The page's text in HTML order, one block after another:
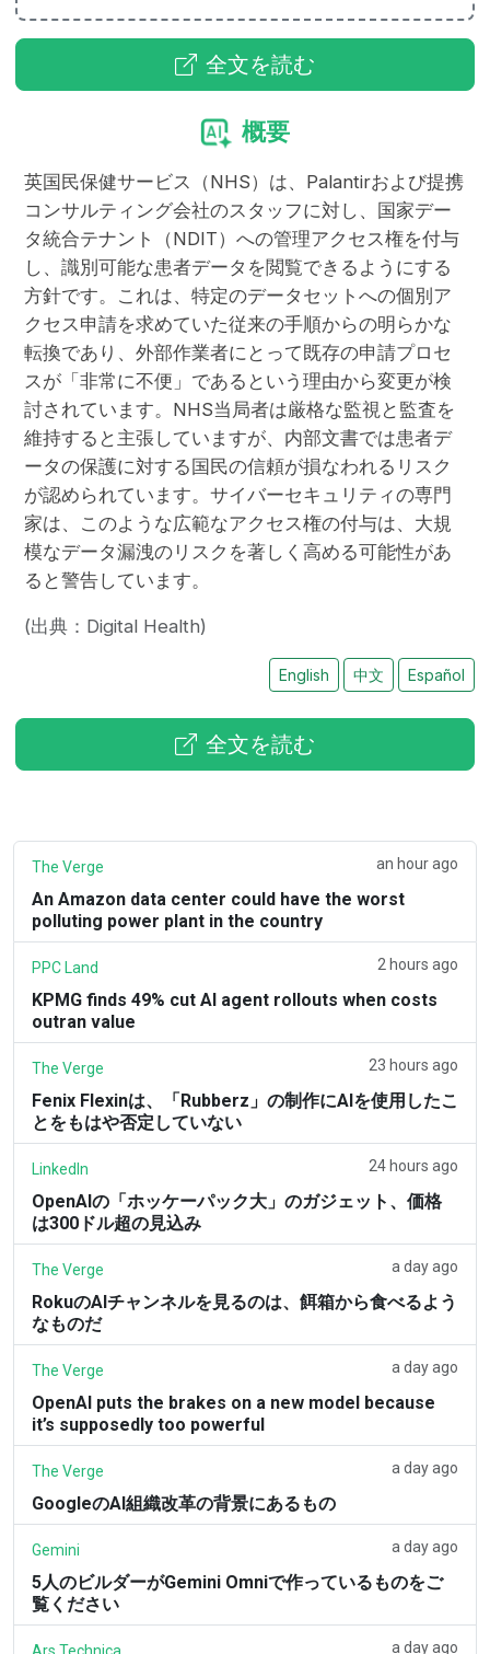
全文を読む
概要
英国民保健サービス（NHS）は、Palantirおよび提携
コンサルティング会社のスタッフに対し、国家デー
タ統合テナント（NDIT）への管理アクセス権を付与
し、識別可能な患者データを閲覧できるようにする
方針です。これは、特定のデータセットへの個別ア
クセス申請を求めていた従来の手順からの明らかな
転換であり、外部作業者にとって既存の申請プロセ
スが「非常に不便」であるという理由から変更が検
討されています。NHS当局者は厳格な監視と監査を
維持すると主張していますが、内部文書では患者デ
ータの保護に対する国民の信頼が損なわれるリスク
が認められています。サイバーセキュリティの専門
家は、このような広範なアクセス権の付与は、大規
模なデータ漏洩のリスクを著しく高める可能性があ
ると警告しています。
(出典：Digital Health)
English 中文 Español
全文を読む
The Verge an hour ago
An Amazon data center could have the worst
polluting power plant in the country
PPC Land 2 hours ago
KPMG finds 49% cut AI agent rollouts when costs
outran value
The Verge 23 hours ago
Fenix Flexinは、「Rubberz」の制作にAIを使用したこ
とをもはや否定していない
LinkedIn 24 hours ago
OpenAIの「ホッケーパック大」のガジェット、価格
は300ドル超の見込み
The Verge a day ago
RokuのAIチャンネルを見るのは、餌箱から食べるよう
なものだ
The Verge a day ago
OpenAI puts the brakes on a new model because
it’s supposedly too powerful
The Verge a day ago
GoogleのAI組織改革の背景にあるもの
Gemini a day ago
5人のビルダーがGemini Omniで作っているものをご
覧ください
Ars Technica a day ago